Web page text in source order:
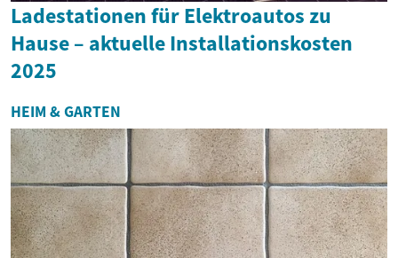
Ladestationen für Elektroautos zu
Hause – aktuelle Installationskosten
2025
HEIM & GARTEN